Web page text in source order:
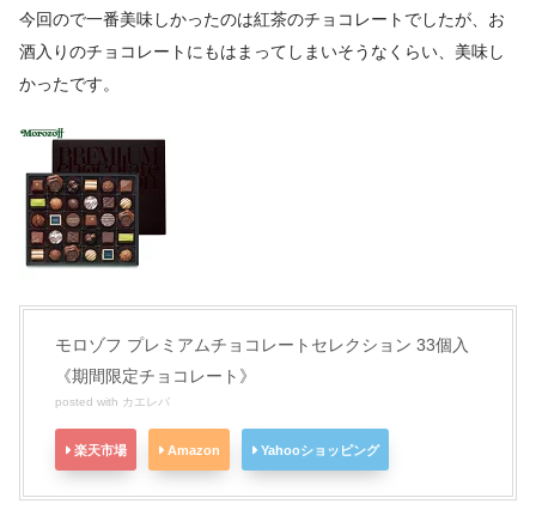
今回ので一番美味しかったのは紅茶のチョコレートでしたが、お
酒入りのチョコレートにもはまってしまいそうなくらい、美味し
かったです。
モロゾフ プレミアムチョコレートセレクション 33個入
《期間限定チョコレート》
posted with カエレバ
楽天市場 Amazon Yahooショッピング